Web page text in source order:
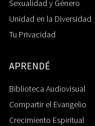
Sexualidad y Género
Unidad en la Diversidad
Tu Privacidad
APRENDÉ
Biblioteca Audiovisual
Compartir el Evangelio
Crecimiento Espiritual